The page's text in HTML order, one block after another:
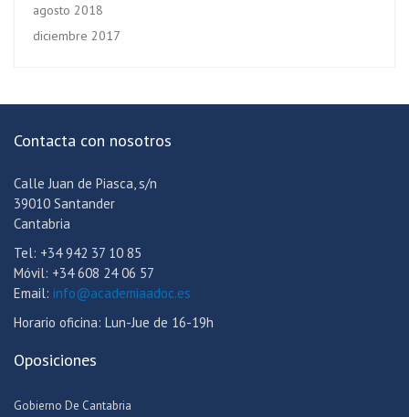
agosto 2018
diciembre 2017
Contacta con nosotros
Calle Juan de Piasca, s/n
39010 Santander
Cantabria
Tel: +34 942 37 10 85
Móvil: +34 608 24 06 57
Email: info@academiaadoc.es
Horario oficina: Lun-Jue de 16-19h
Oposiciones
Gobierno De Cantabria